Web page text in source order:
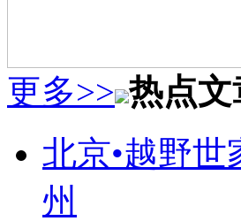
更多>> 热点
北京•越野世
州